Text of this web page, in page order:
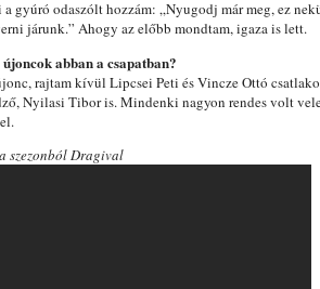
gyúró odaszólt hozzám: „Nyugodj már meg, ez
járunk.” Ahogy az előbb mondtam, igaza is lett.
abban a csapatban?
rajtam kívül Lipcsei Peti és Vincze Ottó
Nyilasi Tibor is. Mindenki nagyon rendes volt
szezonból Dragival